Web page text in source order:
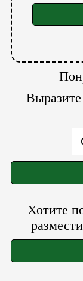
Выразите
Хотите